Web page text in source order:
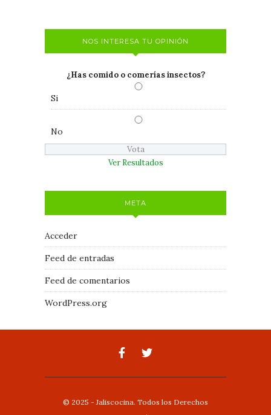
NOS INTERESA TU OPINIÓN
¿Has comido o comerías insectos?
Si
No
Ver Resultados
META
Acceder
Feed de entradas
Feed de comentarios
WordPress.org
© 2025 - Jaliscocina. Todos los Derechos